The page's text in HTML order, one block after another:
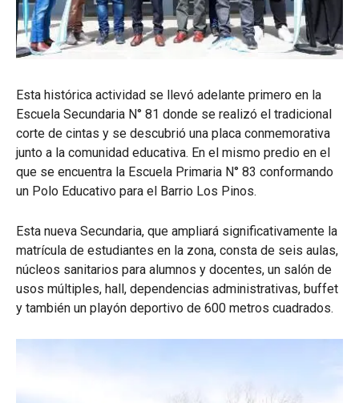
Esta histórica actividad se llevó adelante primero en la
Escuela Secundaria N° 81 donde se realizó el tradicional
corte de cintas y se descubrió una placa conmemorativa
junto a la comunidad educativa. En el mismo predio en el
que se encuentra la Escuela Primaria N° 83 conformando
un Polo Educativo para el Barrio Los Pinos.
Esta nueva Secundaria, que ampliará significativamente la
matrícula de estudiantes en la zona, consta de seis aulas,
núcleos sanitarios para alumnos y docentes, un salón de
usos múltiples, hall, dependencias administrativas, buffet
y también un playón deportivo de 600 metros cuadrados.